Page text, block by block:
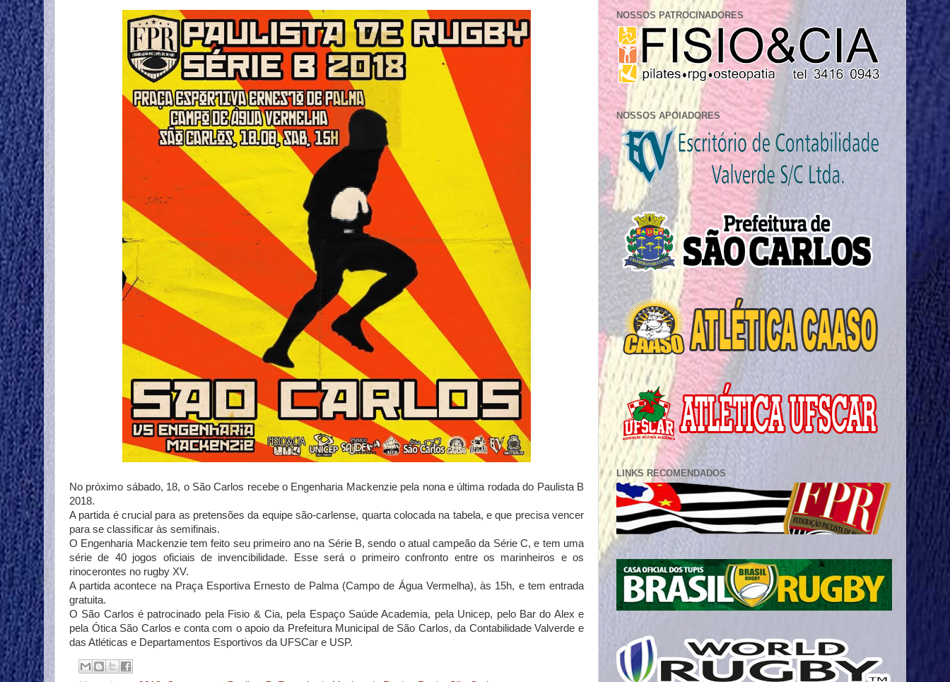
No próximo sábado, 18, o São Carlos recebe o Engenharia Mackenzie pela nona e última rodada do Paulista B
2018.
A partida é crucial para as pretensões da equipe são-carlense, quarta colocada na tabela, e que precisa vencer
para se classificar às semifinais.
O Engenharia Mackenzie tem feito seu primeiro ano na Série B, sendo o atual campeão da Série C, e tem uma
série de 40 jogos oficiais de invencibilidade. Esse será o primeiro confronto entre os marinheiros e os
rinocerontes no rugby XV.
A partida acontece na Praça Esportiva Ernesto de Palma (Campo de Água Vermelha), às 15h, e tem entrada
gratuita.
O São Carlos é patrocinado pela Fisio & Cia, pela Espaço Saúde Academia, pela Unicep, pelo Bar do Alex e
pela Ótica São Carlos e conta com o apoio da Prefeitura Municipal de São Carlos, da Contabilidade Valverde e
das Atléticas e Departamentos Esportivos da UFSCar e USP.
NOSSOS PATROCINADORES
NOSSOS APOIADORES
LINKS RECOMENDADOS